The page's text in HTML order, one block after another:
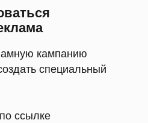
кампанию
специальный
ссылке